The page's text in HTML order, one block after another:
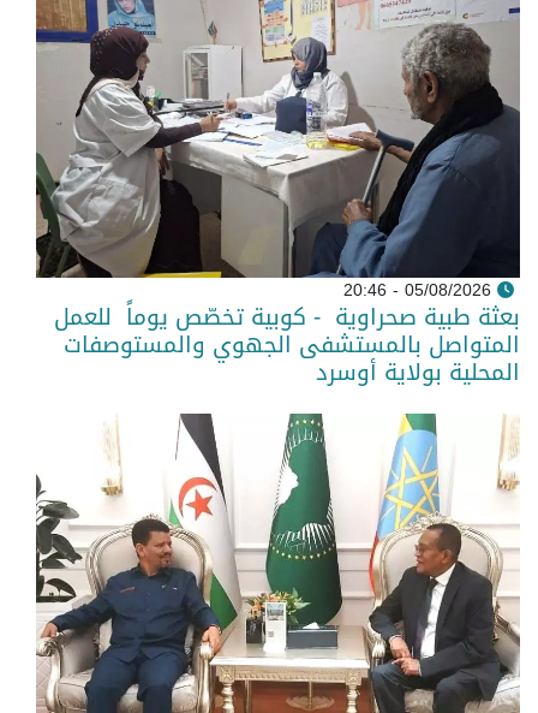
05/08/2026 - 20:46
بعثة طبية صحراوية - كوبية تخصّص يوماً للعمل
المتواصل بالمستشفى الجهوي والمستوصفات
المحلية بولاية أوسرد